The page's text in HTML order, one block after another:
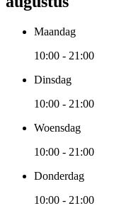
Maandag
10:00 - 21:00
Dinsdag
10:00 - 21:00
Woensdag
10:00 - 21:00
Donderdag
10:00 - 21:00